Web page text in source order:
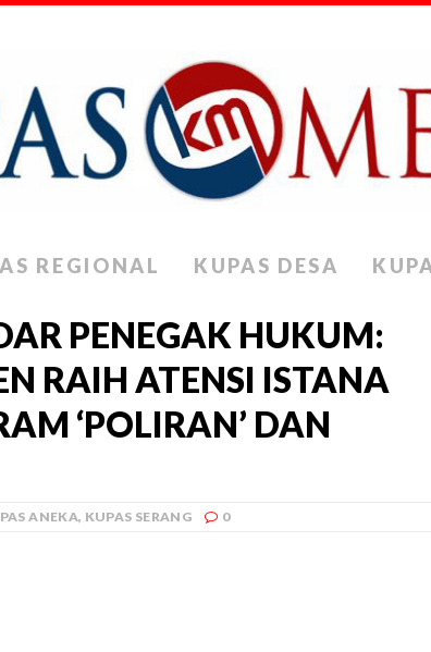
REGIONAL KUPAS DESA
PENEGAK HUKUM:
RAIH ATENSI ISTANA
‘POLIRAN’ DAN
ANEKA, KUPAS SERANG 0